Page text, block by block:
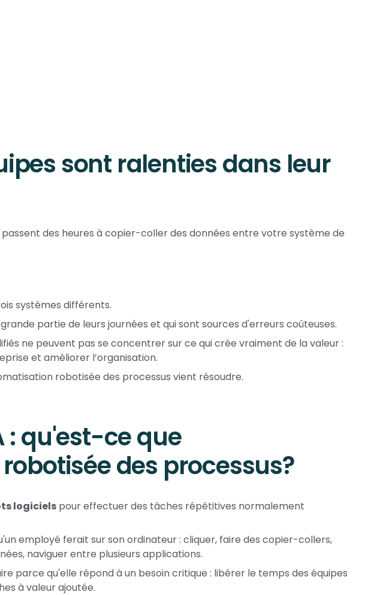
sont ralenties dans leur
des heures à copier-coller des données entre votre système de
systèmes différents.
partie de leurs journées et qui sont sources d'erreurs coûteuses.
ne peuvent pas se concentrer sur ce qui crée vraiment de la valeur :
et améliorer l’organisation.
robotisée des processus vient résoudre.
: qu'est-ce que
des processus?
logiciels pour effectuer des tâches répétitives normalement
employé ferait sur son ordinateur : cliquer, faire des copier-collers,
naviguer entre plusieurs applications.
parce qu'elle répond à un besoin critique : libérer le temps des équipes
à valeur ajoutée.